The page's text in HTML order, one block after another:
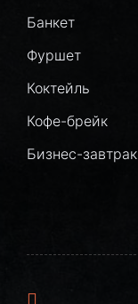
Банкет
Фуршет
Коктейль
Кофе-брейк
Бизнес-завтрак